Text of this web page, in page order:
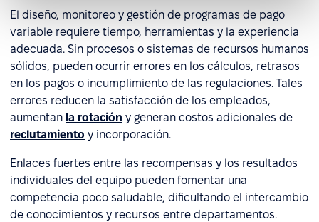
El diseño, monitoreo y gestión de programas de pago
variable requiere tiempo, herramientas y la experiencia
adecuada. Sin procesos o sistemas de recursos humanos
sólidos, pueden ocurrir errores en los cálculos, retrasos
en los pagos o incumplimiento de las regulaciones. Tales
errores reducen la satisfacción de los empleados,
aumentan la rotación y generan costos adicionales de
reclutamiento y incorporación.
Enlaces fuertes entre las recompensas y los resultados
individuales del equipo pueden fomentar una
competencia poco saludable, dificultando el intercambio
de conocimientos y recursos entre departamentos.